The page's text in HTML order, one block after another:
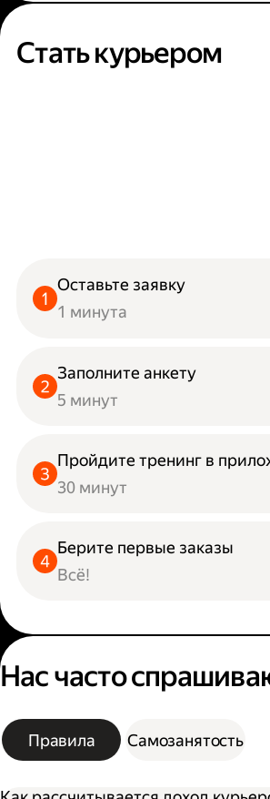
Стать курьером
Оставьте заявку
1 минута
Заполните анкету
5 минут
Пройдите тренинг в
30 минут
Берите первые заказы
Всё!
Нас часто
Правила Самозанятость